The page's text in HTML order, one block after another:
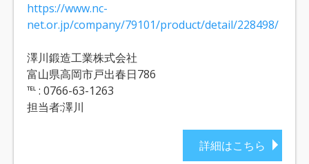
https://www.nc-
net.or.jp/company/79101/product/detail/228498/
澤川鍛造工業株式会社
富山県高岡市戸出春日786
℡ : 0766-63-1263
担当者:澤川
詳細はこちら